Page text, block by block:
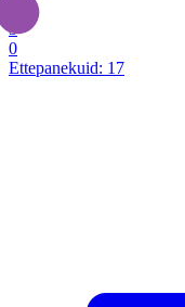
3
0
Ettepanekuid: 17